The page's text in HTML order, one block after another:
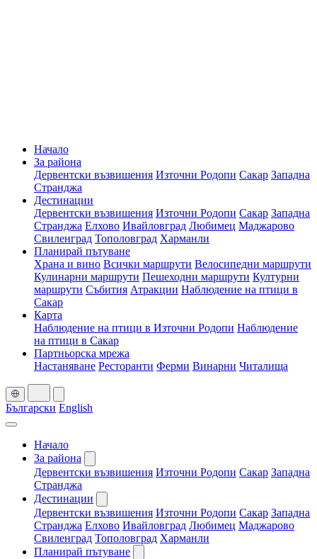
Начало
За района
Дервентски възвишения Източни Родопи Сакар Западна
Странджа
Дестинации
Дервентски възвишения Източни Родопи Сакар Западна
Странджа Елхово Ивайловград Любимец Маджарово
Свиленград Тополовград Харманли
Планирай пътуване
Храна и вино Всички маршрути Велосипедни маршрути
Кулинарни маршрути Пешеходни маршрути Културни
маршрути Събития Атракции Наблюдение на птици в
Сакар
Карта
Наблюдение на птици в Източни Родопи Наблюдение
на птици в Сакар
Партньорска мрежа
Настаняване Ресторанти Ферми Винарни Читалища
Български English
Начало
За района
Дервентски възвишения Източни Родопи Сакар Западна
Странджа
Дестинации
Дервентски възвишения Източни Родопи Сакар Западна
Странджа Елхово Ивайловград Любимец Маджарово
Свиленград Тополовград Харманли
Планирай пътуване